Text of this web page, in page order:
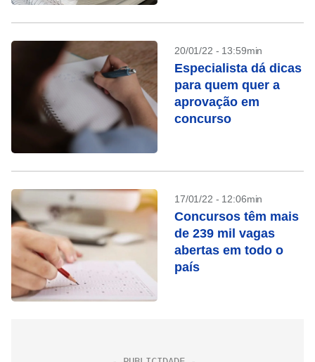
20/01/22 - 13:59min
Especialista dá dicas
para quem quer a
aprovação em
concurso
17/01/22 - 12:06min
Concursos têm mais
de 239 mil vagas
abertas em todo o
país